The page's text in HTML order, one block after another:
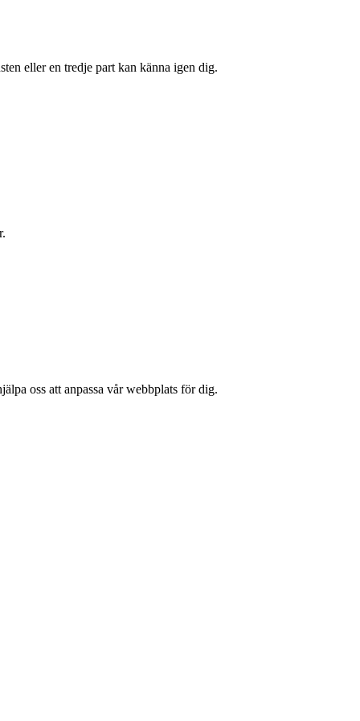
eller en tredje part kan känna igen dig.
oss att anpassa vår webbplats för dig.